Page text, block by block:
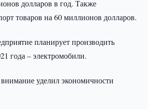
долларов в год. Также
товаров на 60 миллионов долларов.
планирует производить
года – электромобили.
уделил экономичности